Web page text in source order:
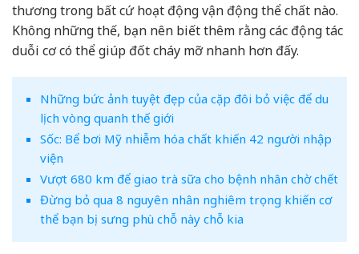
thương trong bất cứ hoạt động vận động thể chất nào.
Không những thế, bạn nên biết thêm rằng các động tác
duỗi cơ có thể giúp đốt cháy mỡ nhanh hơn đấy.
Những bức ảnh tuyệt đẹp của cặp đôi bỏ việc để du
lịch vòng quanh thế giới
Sốc: Bể bơi Mỹ nhiễm hóa chất khiến 42 người nhập
viện
Vượt 680 km để giao trà sữa cho bệnh nhân chờ chết
Đừng bỏ qua 8 nguyên nhân nghiêm trọng khiến cơ
thể bạn bị sưng phù chỗ này chỗ kia